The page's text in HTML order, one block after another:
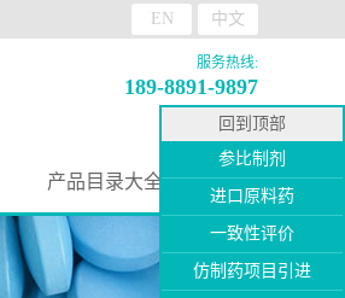
EN 中文
服务热线:
189-8891-9897
产品目录大全
回到顶部
参比制剂
进口原料药
一致性评价
仿制药项目引进